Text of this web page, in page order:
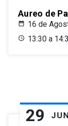
Aureo de
16 de
13:30 a
29 JUN